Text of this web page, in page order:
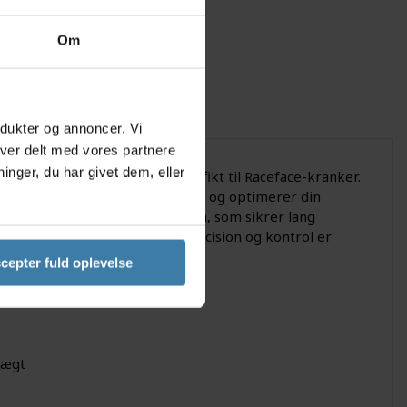
Om
og annoncer. Vi
delt med vores partnere
du har givet dem, eller
fuld oplevelse
montering, designet specifikt til Raceface-kranker.
belastningen på dine knæ og optimerer din
i let, men stærkt aluminium, som sikrer lang
1x drivlinjer, hvor præcision og kontrol er